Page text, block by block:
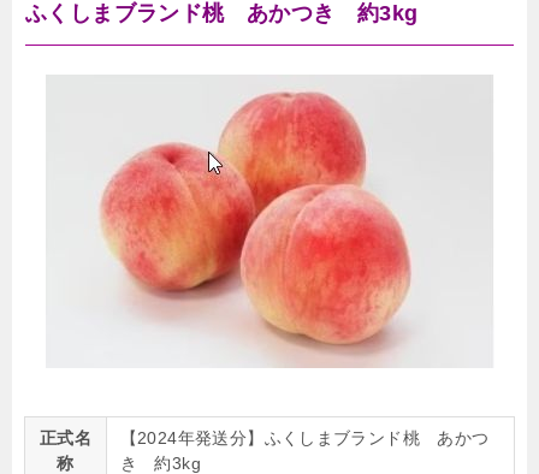
ふくしまブランド桃 あかつき 約3kg
正式名
称
【2024年発送分】ふくしまブランド桃 あかつ
き 約3kg